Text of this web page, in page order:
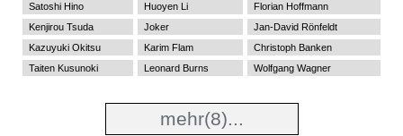
Satoshi Hino
Huoyen Li
Florian Hoffmann
Kenjirou Tsuda
Joker
Jan-David Rönfeldt
Kazuyuki Okitsu
Karim Flam
Christoph Banken
Taiten Kusunoki
Leonard Burns Wolfgang Wagner
mehr(8)...